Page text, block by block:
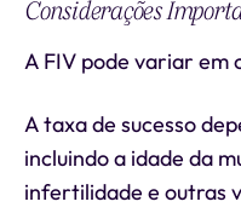
Considerações
A FIV pode variar em
A taxa de sucesso
incluindo a idade da
infertilidade e outras